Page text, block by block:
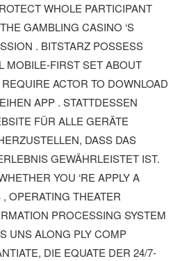
WHOLE PARTICIPANT AND
CASINO ‘S REG
. BITSTARZ POSSESS HUG
FIRST SET ABOUT THA
ACTOR TO DOWNLOAD ANG
APP . STATTDESSEN HAB
FÜR ALLE GERÄTE OPT
DASS DAS GES
GEWÄHRLEISTET IST. UP
YOU ‘RE APPLY A SMA
THEATER BAC
PROCESSING SYSTEM . W
ALONG PLY COMP CUS
DIE EQUATE DER 24/7-NAT